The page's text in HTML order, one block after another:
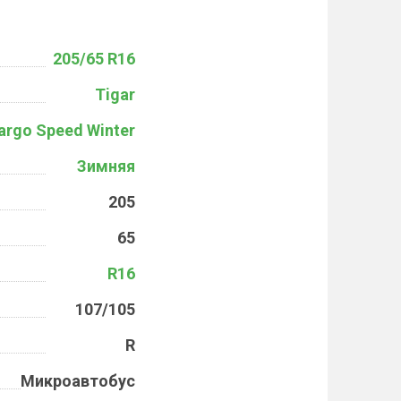
205/65 R16
Tigar
Speed Winter
Зимняя
205
65
R16
107/105
R
Микроавтобус